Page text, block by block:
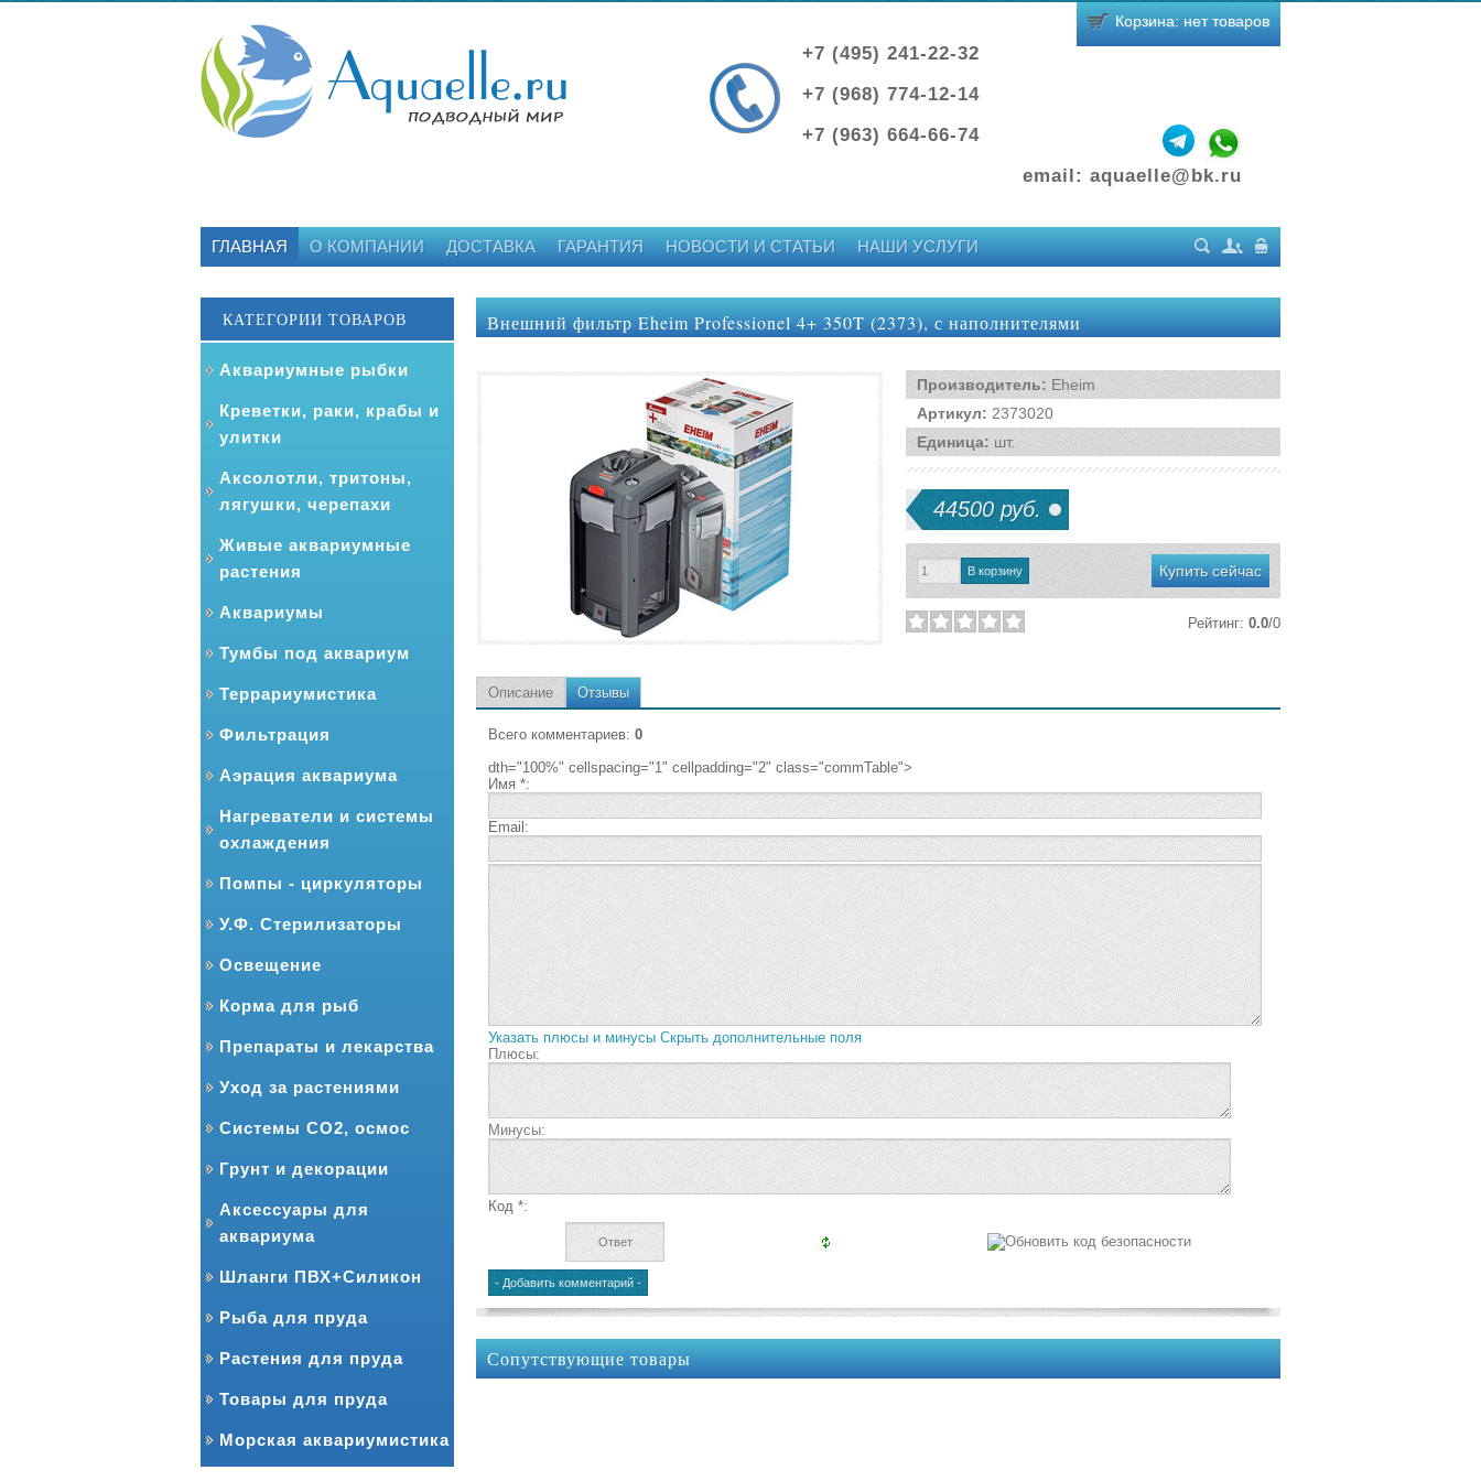
+7 (495) 241-22-32
+7 (968) 774-12-14
+7 (963) 664-66-74
email: aquaelle@bk.ru
Корзина: нет товаров
ГЛАВНАЯ О КОМПАНИИ ДОСТАВКА ГАРАНТИЯ НОВОСТИ И СТАТЬИ НАШИ УСЛУГИ Поиск Регистрация
КАТЕГОРИИ ТОВАРОВ
Аквариумные рыбки
Креветки, раки, крабы и
улитки
Аксолотли, тритоны,
лягушки, черепахи
Живые аквариумные
растения
Аквариумы
Тумбы под аквариум
Террариумистика
Фильтрация
Аэрация аквариума
Нагреватели и системы
охлаждения
Помпы - циркуляторы
У.Ф. Стерилизаторы
Освещение
Корма для рыб
Препараты и лекарства
Уход за растениями
Системы CO2, осмос
Грунт и декорации
Аксессуары для
аквариума
Шланги ПВХ+Силикон
Рыба для пруда
Растения для пруда
Товары для пруда
Морская аквариумистика
Внешний фильтр Eheim Professionel 4+ 350T (2373), с наполнителями
Производитель: Eheim
Артикул: 2373020
Единица: шт.
44500 руб.
Купить сейчас
Рейтинг: 0.0/0
Описание Отзывы
Всего комментариев: 0
dth="100%" cellspacing="1" cellpadding="2" class="commTable">
Имя *:
Email:
Указать плюсы и минусы Скрыть дополнительные поля
Плюсы:
Минусы:
Код *:
Сопутствующие товары